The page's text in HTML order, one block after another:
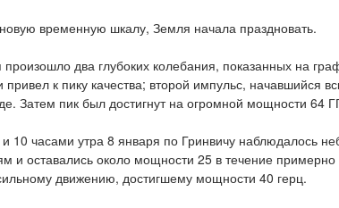
временную шкалу, Земля начала праздновать.
произошло два глубоких колебания, показанных на
привел к пику качества; второй импульс, начавшийся
Затем пик был достигнут на огромной мощности 64
10 часами утра 8 января по Гринвичу наблюдалось
и оставались около мощности 25 в течение
движению, достигшему мощности 40 герц.